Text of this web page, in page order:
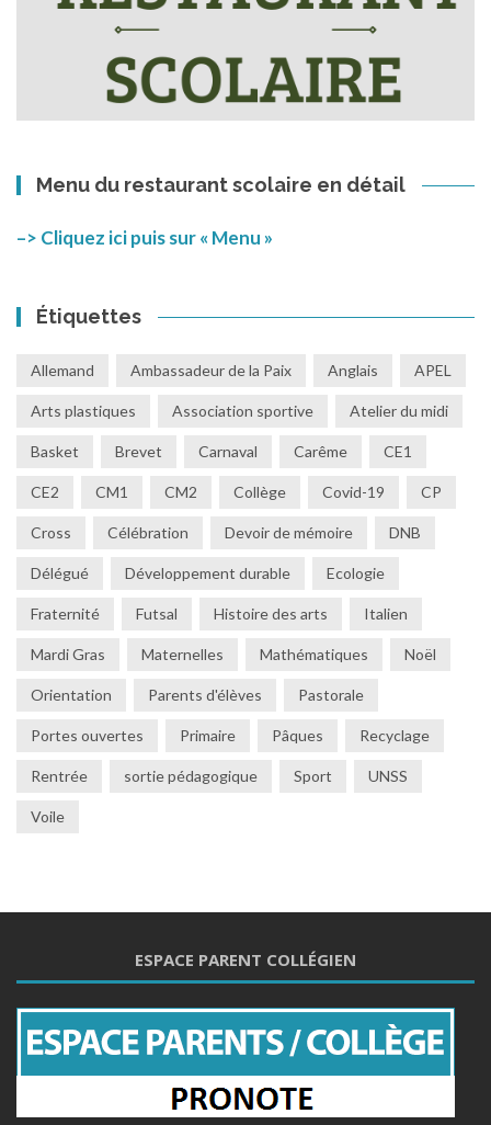
Menu du restaurant scolaire en détail
–> Cliquez ici puis sur « Menu »
Étiquettes
Allemand Ambassadeur de la Paix Anglais APEL
Arts plastiques Association sportive Atelier du midi
Basket Brevet Carnaval Carême CE1
CE2 CM1 CM2 Collège Covid-19 CP
Cross Célébration Devoir de mémoire DNB
Délégué Développement durable Ecologie
Fraternité Futsal Histoire des arts Italien
Mardi Gras Maternelles Mathématiques Noël
Orientation Parents d'élèves Pastorale
Portes ouvertes Primaire Pâques Recyclage
Rentrée sortie pédagogique Sport UNSS
Voile
ESPACE PARENT COLLÉGIEN